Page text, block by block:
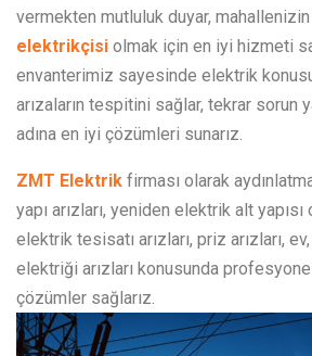
vermekten mutluluk duyar,
elektrikçisi olmak için en iyi hizmeti
envanterimiz sayesinde elektrik
arızaların tespitini sağlar, tekrar sorun
adına en iyi çözümleri sunarız.
ZMT Elektrik firması olarak
yapı arızları, yeniden elektrik alt yapısı
elektrik tesisatı arızları, priz arızları,
elektriği arızları konusunda
çözümler sağlarız.